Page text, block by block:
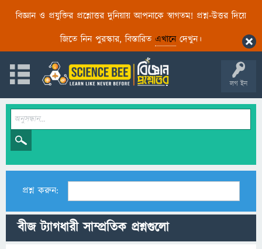
বিজ্ঞান ও প্রযুক্তির প্রশ্নোত্তর দুনিয়ায় আপনাকে স্বাগতম! প্রশ্ন-উত্তর দিয়ে
জিতে নিন পুরস্কার, বিস্তারিত এখানেদেখুন।
লগ ইন
প্রশ্ন করুন:
বীজ ট্যাগধারী সাম্প্রতিক প্রশ্নগুলো